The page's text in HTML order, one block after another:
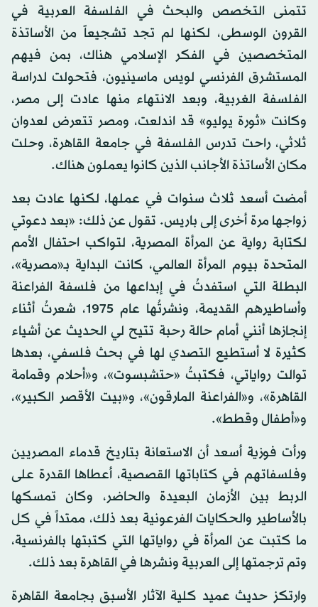
تتمنى التخصص والبحث في الفلسفة العربية في
القرون الوسطى، لكنها لم تجد تشجيعاً من الأساتذة
المتخصصين في الفكر الإسلامي هناك، بمن فيهم
المستشرق الفرنسي لويس ماسينيون، فتحولت لدراسة
الفلسفة الغربية، وبعد الانتهاء منها عادت إلى مصر،
وكانت «ثورة يوليو» قد اندلعت، ومصر تتعرض لعدوان
ثلاثي، راحت تدرس الفلسفة في جامعة القاهرة، وحلت
مكان الأساتذة الأجانب الذين كانوا يعملون هناك.
أمضت أسعد ثلاث سنوات في عملها، لكنها عادت بعد
زواجها مرة أخرى إلى باريس. تقول عن ذلك: «بعد دعوتي
لكتابة رواية عن المرأة المصرية، لتواكب احتفال الأمم
المتحدة بيوم المرأة العالمي، كانت البداية بـ«مصرية»،
البطلة التي استفدتُ في إبداعها من فلسفة الفراعنة
وأساطيرهم القديمة، ونشرتُها عام 1975، شعرتُ أثناء
إنجازها أنني أمام حالة رحبة تتيح لي الحديث عن أشياء
كثيرة لا أستطيع التصدي لها في بحث فلسفي، بعدها
توالت رواياتي، فكتبتُ «حتشبسوت»، و«أحلام وقمامة
القاهرة»، و«الفراعنة المارقون»، و«بيت الأقصر الكبير»،
و«أطفال وقطط».
ورأت فوزية أسعد أن الاستعانة بتاريخ قدماء المصريين
وفلسفاتهم في كتاباتها القصصية، أعطاها القدرة على
الربط بين الأزمان البعيدة والحاضر، وكان تمسكها
بالأساطير والحكايات الفرعونية بعد ذلك، ممتداً في كل
ما كتبت عن المرأة في رواياتها التي كتبتها بالفرنسية،
وتم ترجمتها إلى العربية ونشرها في القاهرة بعد ذلك.
وارتكز حديث عميد كلية الآثار الأسبق بجامعة القاهرة